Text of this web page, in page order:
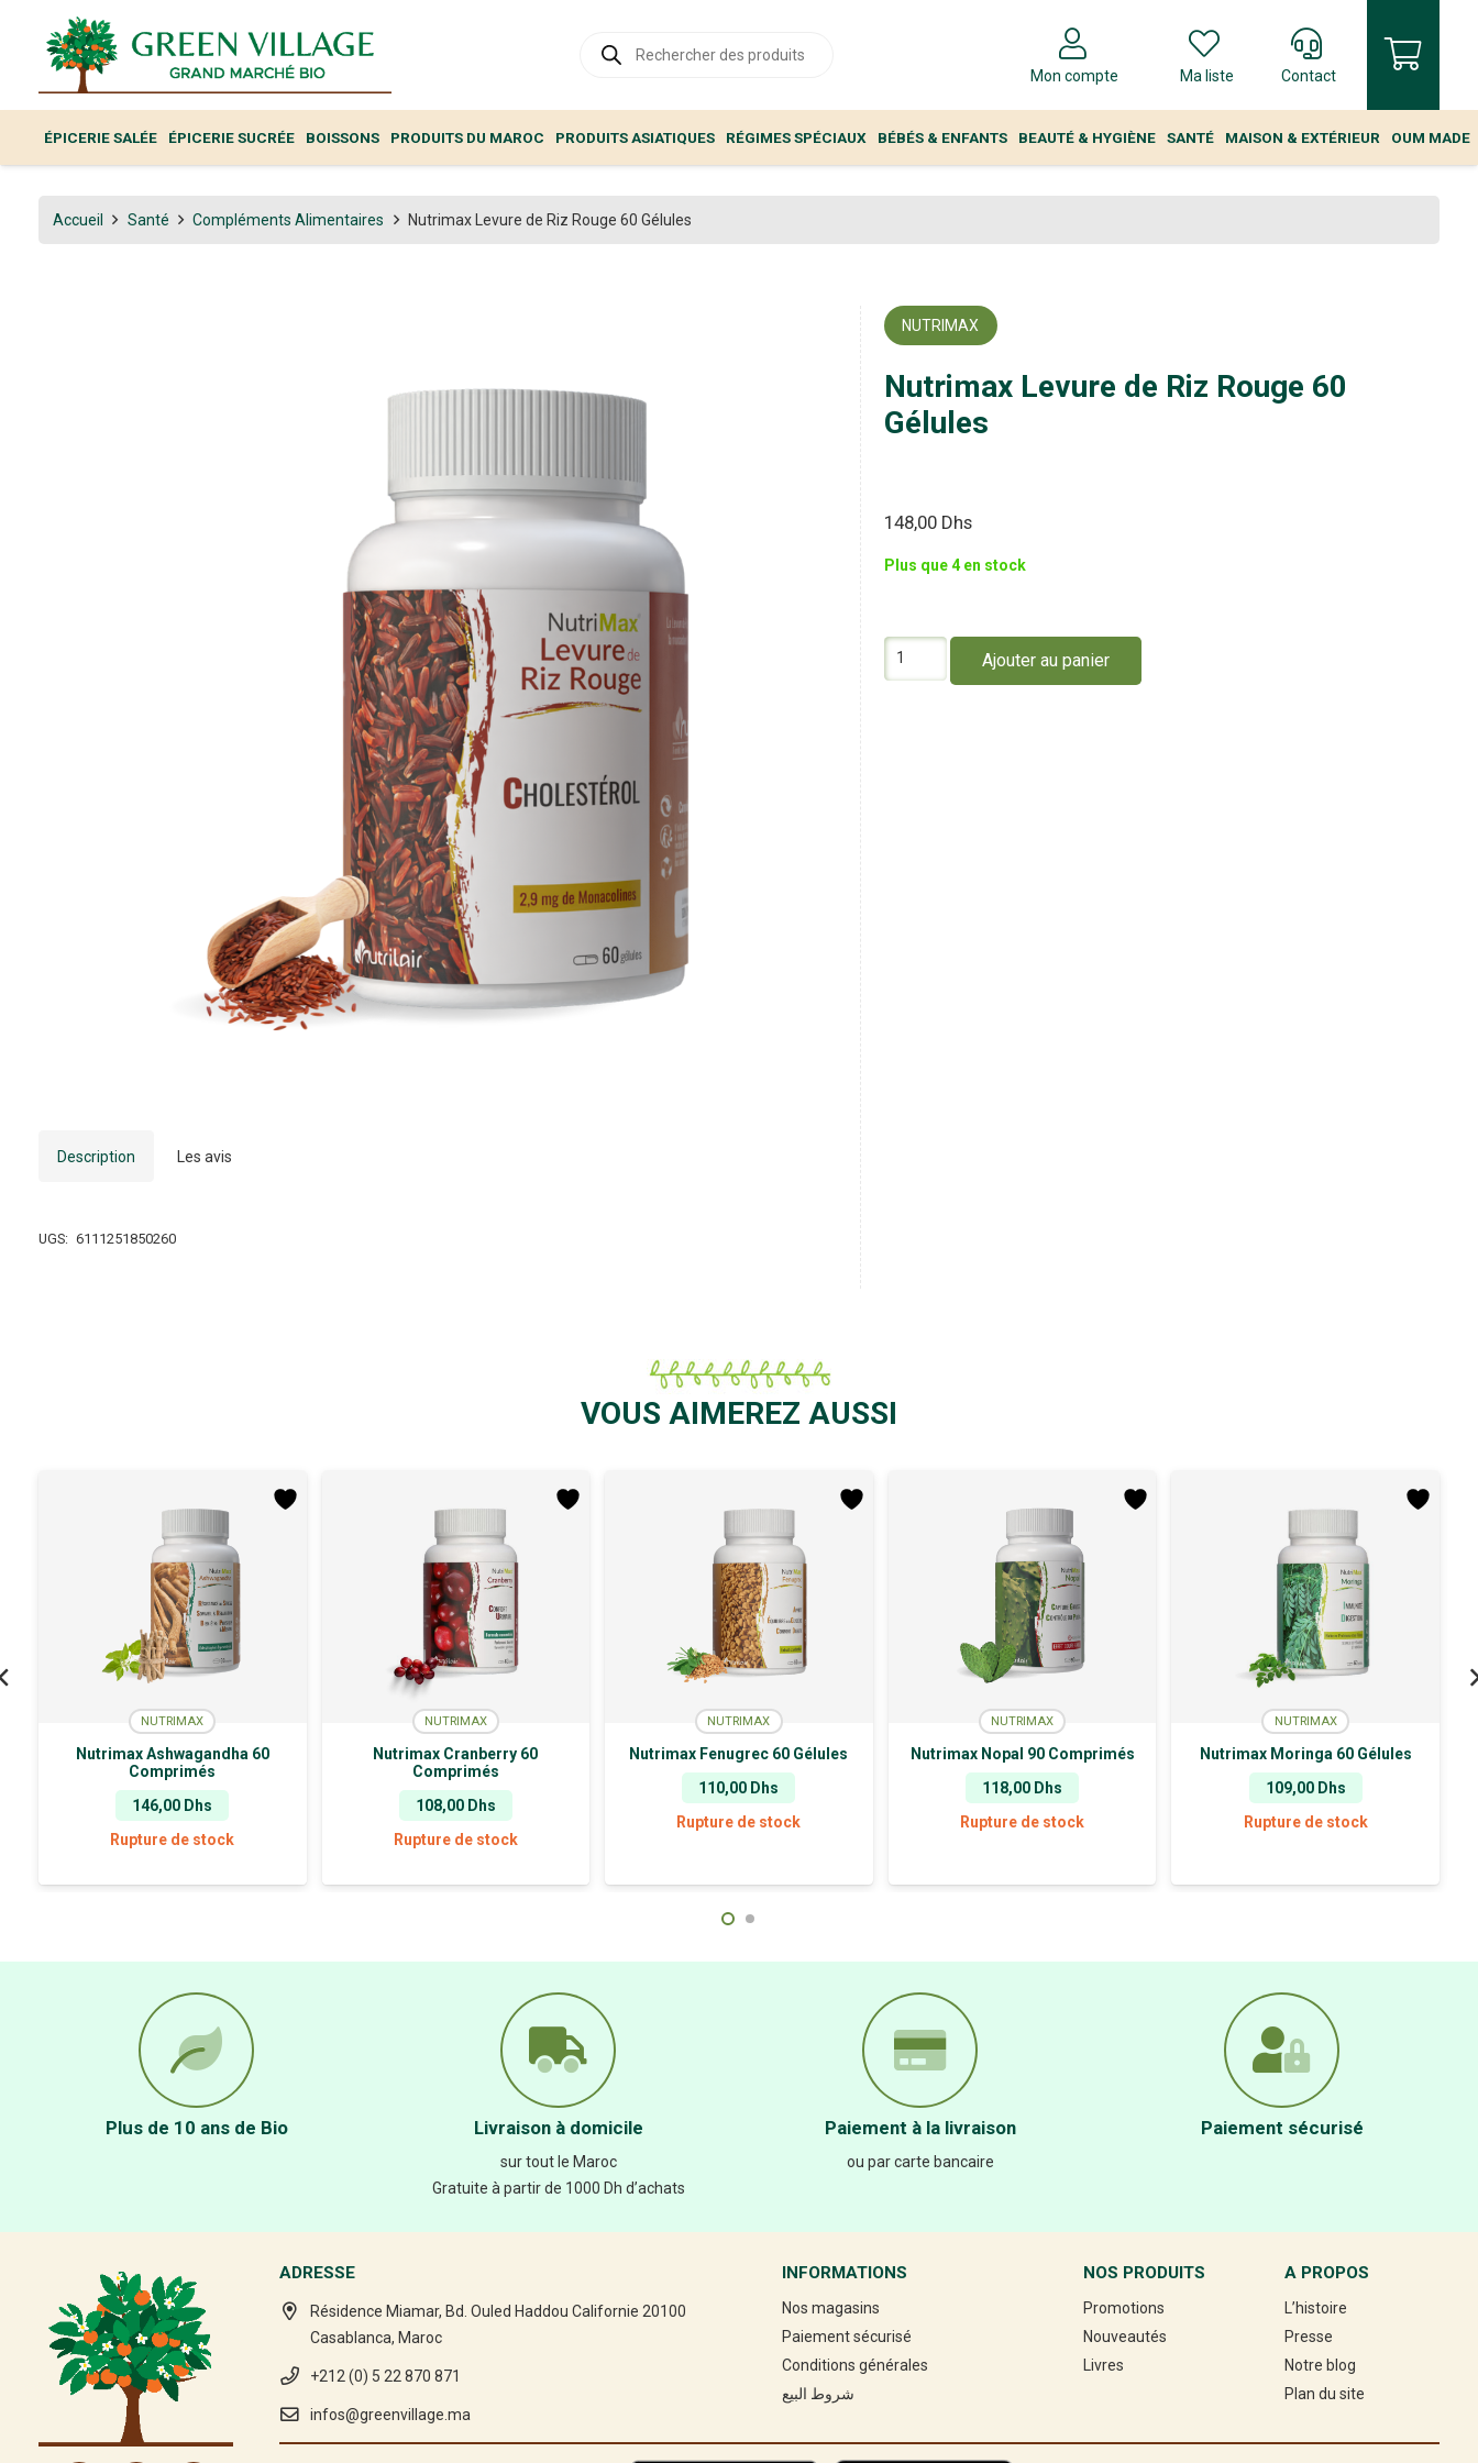
produits
Mon compte Ma liste Contact
ÉPICERIE SALÉE ÉPICERIE SUCRÉE BOISSONS PRODUITS DU MAROC PRODUITS ASIATIQUES RÉGIMES SPÉCIAUX BÉBÉS & ENFANTS BEAUTÉ & HYGIÈNE SANTÉ MAISON & EXTÉRIEUR OUM MADE
Accueil Santé Compléments Alimentaires Nutrimax Levure de Riz Rouge 60 Gélules
Description Les avis
UGS: 6111251850260
NUTRIMAX
Nutrimax Levure de Riz Rouge 60
Gélules
148,00 Dhs
Plus que 4 en stock
quantité
de
Ajouter au panier
VOUS AIMEREZ AUSSI
NUTRIMAX
Nutrimax Ashwagandha 60
Comprimés
146,00 Dhs
Rupture de stock
NUTRIMAX
Nutrimax Cranberry 60
Comprimés
108,00 Dhs
Rupture de stock
NUTRIMAX
Nutrimax Fenugrec 60 Gélules
110,00 Dhs
Rupture de stock
NUTRIMAX
Nutrimax Nopal 90 Comprimés
118,00 Dhs
Rupture de stock
NUTRIMAX
Nutrimax Moringa 60 Gélules
109,00 Dhs
Rupture de stock
Plus de 10 ans de Bio Livraison à domicile
sur tout le Maroc
Gratuite à partir de 1000 Dh d’achats
Paiement à la livraison
ou par carte bancaire
Paiement sécurisé
ADRESSE
Résidence Miamar, Bd. Ouled Haddou Californie 20100
Casablanca, Maroc
+212 (0) 5 22 870 871
infos@greenvillage.ma
INFORMATIONS
Nos magasins
Paiement sécurisé
Conditions générales
شروط البيع
NOS PRODUITS
Promotions
Nouveautés
Livres
A PROPOS
L’histoire
Presse
Notre blog
Plan du site